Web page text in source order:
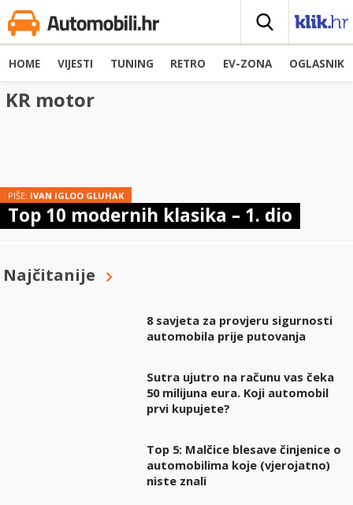
HOME VIJESTI TUNING RETRO EV-ZONA OGLASNIK
KR motor
PIŠE: IVAN IGLOO GLUHAK
Top 10 modernih klasika – 1. dio
Najčitanije
8 savjeta za provjeru sigurnosti
automobila prije putovanja
Sutra ujutro na računu vas čeka
50 milijuna eura. Koji automobil
prvi kupujete?
Top 5: Malčice blesave činjenice o
automobilima koje (vjerojatno)
niste znali